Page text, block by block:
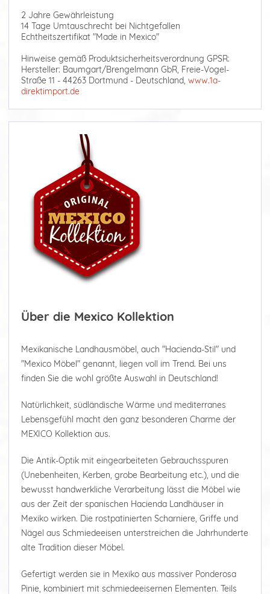
2 Jahre Gewährleistung
14 Tage Umtauschrecht bei Nichtgefallen
Echtheitszertifikat "Made in Mexico"
Hinweise gemäß Produktsicherheitsverordnung GPSR:
Hersteller: Baumgart/Brengelmann GbR, Freie-Vogel-
Straße 11 - 44263 Dortmund - Deutschland, www.1a-
direktimport.de
Über die Mexico Kollektion
Mexikanische Landhausmöbel, auch "Hacienda-Stil" und
"Mexico Möbel" genannt, liegen voll im Trend. Bei uns
finden Sie die wohl größte Auswahl in Deutschland!
Natürlichkeit, südländische Wärme und mediterranes
Lebensgefühl macht den ganz besonderen Charme der
MEXICO Kollektion aus.
Die Antik-Optik mit eingearbeiteten Gebrauchsspuren
(Unebenheiten, Kerben, grobe Bearbeitung etc.), und die
bewusst handwerkliche Verarbeitung lässt die Möbel wie
aus der Zeit der spanischen Hacienda Landhäuser in
Mexiko wirken. Die rostpatinierten Scharniere, Griffe und
Nägel aus Schmiedeeisen unterstreichen die Jahrhunderte
alte Tradition dieser Möbel.
Gefertigt werden sie in Mexiko aus massiver Ponderosa
Pinie, kombiniert mit schmiedeeisernen Elementen. Teils